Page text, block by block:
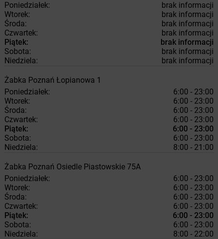
Poniedziałek:
brak informacji
Wtorek:
brak informacji
Środa:
brak informacji
Czwartek:
brak informacji
Piątek:
brak informacji
Sobota:
brak informacji
Niedziela:
brak informacji
Żabka Poznań Łopianowa 1
Poniedziałek:
6:00 - 23:00
Wtorek:
6:00 - 23:00
Środa:
6:00 - 23:00
Czwartek:
6:00 - 23:00
Piątek:
6:00 - 23:00
Sobota:
6:00 - 23:00
Niedziela:
8:00 - 21:00
Żabka Poznań Osiedle Piastowskie 75A
Poniedziałek:
6:00 - 23:00
Wtorek:
6:00 - 23:00
Środa:
6:00 - 23:00
Czwartek:
6:00 - 23:00
Piątek:
6:00 - 23:00
Sobota:
6:00 - 23:00
Niedziela:
8:00 - 22:00